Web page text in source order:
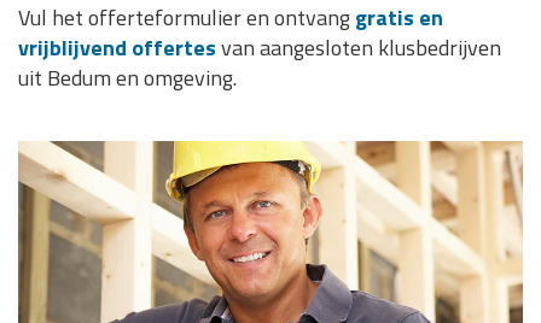
Vul het offerteformulier en ontvanggratis en
vrijblijvend offertesvan aangesloten klusbedrijven
uit Bedum en omgeving.